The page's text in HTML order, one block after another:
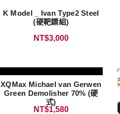
K Model _ Ivan Type2 Steel
(硬靶鏢組)
NT$3,000
XQMax Michael van Gerwen
Green Demolisher 70% (硬
式)
NT$1,580